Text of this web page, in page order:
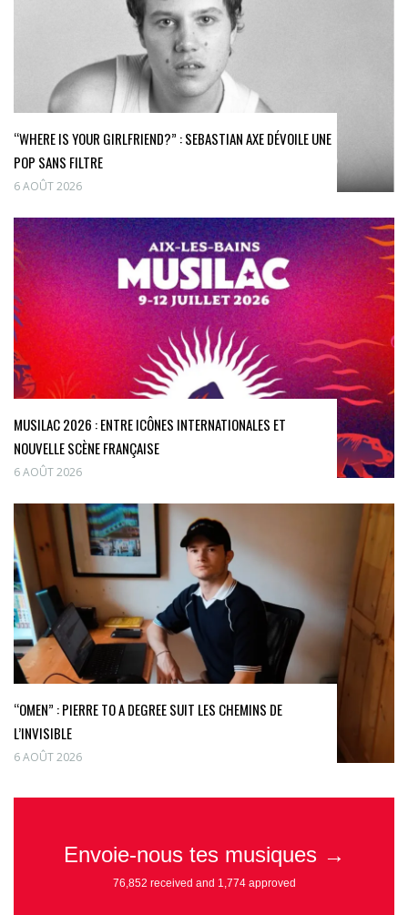
“WHERE IS YOUR GIRLFRIEND?” : SEBASTIAN AXE DÉVOILE UNE
POP SANS FILTRE
6 AOÛT 2026
MUSILAC 2026 : ENTRE ICÔNES INTERNATIONALES ET
NOUVELLE SCÈNE FRANÇAISE
6 AOÛT 2026
“OMEN” : PIERRE TO A DEGREE SUIT LES CHEMINS DE
L’INVISIBLE
6 AOÛT 2026